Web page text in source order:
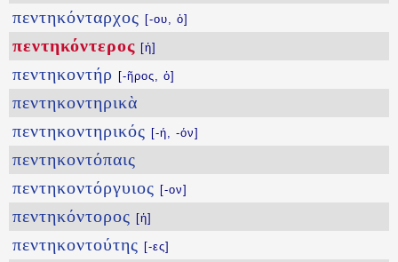
πεντηκόνταρχος [-ου, ὁ]
πεντηκόντερος [ἡ]
πεντηκοντήρ [-ῆρος, ὁ]
πεντηκοντηρικὰ
πεντηκοντηρικός [-ή, -όν]
πεντηκοντόπαις
πεντηκοντόργυιος [-ον]
πεντηκόντορος [ἡ]
πεντηκοντούτης [-ες]